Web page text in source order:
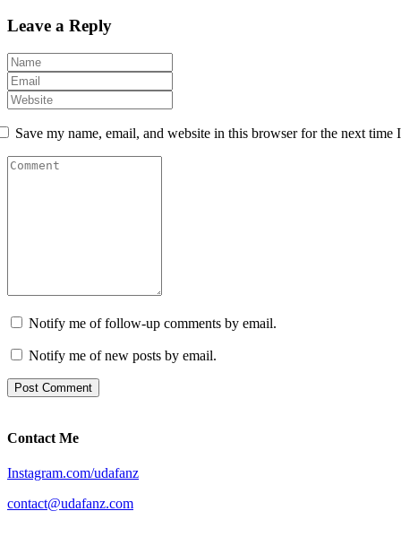
Leave a Reply
Save my name, email, and website in this browser for the next time
Notify me of follow-up comments by email.
Notify me of new posts by email.
Contact Me
Instagram.com/udafanz
contact@udafanz.com